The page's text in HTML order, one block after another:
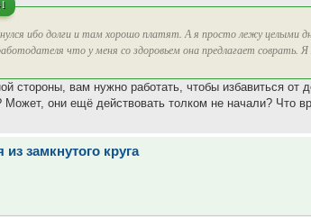
ибо долги и там хорошо платят. А я просто лежу
что у меня со здоровьем она предлагает соврать.
стороны, вам нужно работать, чтобы избавиться от
они ещё действовать толком не начали? Что
замкнутого круга